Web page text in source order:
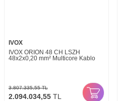
IVOX
IVOX ORION 48 CH LSZH
48x2x0,20 mm² Multicore Kablo
3.807.335,55TL
2.094.034,55 TL